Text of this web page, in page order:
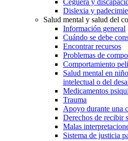
Dislexia y
Salud mental y salud del
Información general
Cuándo se debe
Encontrar recursos
Problemas de
Comportamiento
Salud mental en
intelectual o del
Medicamentos
Trauma
Apoyo durante una
Derechos de recibir
Malas
Sistema de justicia